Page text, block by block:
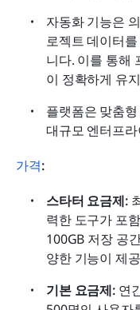
자동화 기능은
로젝트 데이터
니다. 이를 통해
이 정확하게 유
플랫폼은 맞춤
대규모 엔터프
가격:
스타터 요금제:
력한 도구가 포
100GB 저장 공
양한 기능이 제
기본 요금제: 연